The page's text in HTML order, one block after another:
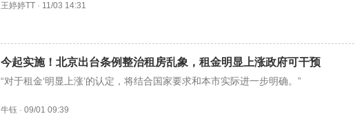
王婷婷TT · 11/03 14:31
今起实施！北京出台条例整治租房乱象，租金明显上涨政府可干预
“对于租金‘明显上涨’的认定，将结合国家要求和本市实际进一步明确。”
牛钰 · 09/01 09:39